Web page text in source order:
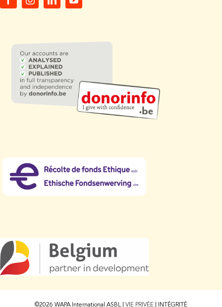
©2026 WAPA International ASBL | VIE PRIVÉE INTÉGRITÉ